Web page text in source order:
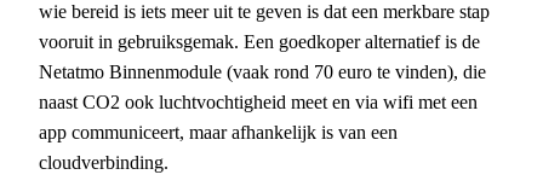
wie bereid is iets meer uit te geven is dat een merkbare stap
vooruit in gebruiksgemak. Een goedkoper alternatief is de
Netatmo Binnenmodule (vaak rond 70 euro te vinden), die
naast CO2 ook luchtvochtigheid meet en via wifi met een
app communiceert, maar afhankelijk is van een
cloudverbinding.